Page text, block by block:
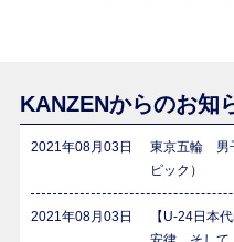
KANZENからのお知
2021年08月03日
東京五輪 男
ピック）
2021年08月03日
【U-24日本